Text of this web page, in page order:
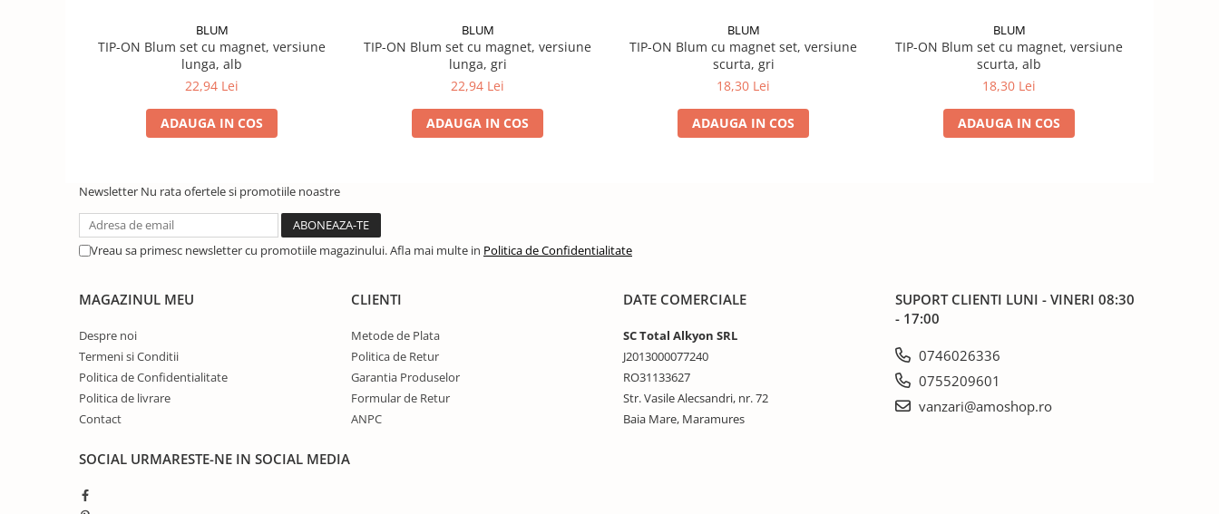
BLUM
TIP-ON Blum set cu magnet, versiune
lunga, alb
22,94 Lei
ADAUGA IN COS
BLUM
TIP-ON Blum set cu magnet, versiune
lunga, gri
22,94 Lei
ADAUGA IN COS
BLUM
TIP-ON Blum cu magnet set, versiune
scurta, gri
18,30 Lei
ADAUGA IN COS
BLUM
TIP-ON Blum set cu magnet, versiune
scurta, alb
18,30 Lei
ADAUGA IN COS
Newsletter Nu rata ofertele si promotiile noastre
Vreau sa primesc newsletter cu promotiile magazinului. Afla mai multe in Politica de Confidentialitate
MAGAZINUL MEU
Despre noi
Termeni si Conditii
Politica de Confidentialitate
Politica de livrare
Contact
CLIENTI
Metode de Plata
Politica de Retur
Garantia Produselor
Formular de Retur
ANPC
DATE COMERCIALE
SC Total Alkyon SRL
J2013000077240
RO31133627
Str. Vasile Alecsandri, nr. 72
Baia Mare, Maramures
SUPORT CLIENTI LUNI - VINERI 08:30
- 17:00
0746026336
0755209601
vanzari@amoshop.ro
SOCIAL URMARESTE-NE IN SOCIAL MEDIA